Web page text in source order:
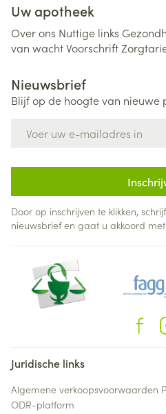
Uw apotheek
Over ons Nuttige links
van wachtVoorschrift
Nieuwsbrief
Blijf op de hoogte van nieuwe
Door op inschrijven te klikken,
nieuwsbrief en gaat u akkoord
Juridische links
Algemene verkoopsvoorwaarden
ODR-platform